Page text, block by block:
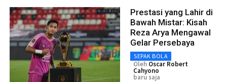
Prestasi yang Lahir di
Bawah Mistar: Kisah
Reza Arya Mengawal
Gelar Persebaya
SEPAK BOLA
Oleh Oscar Robert
Cahyono
baru saja